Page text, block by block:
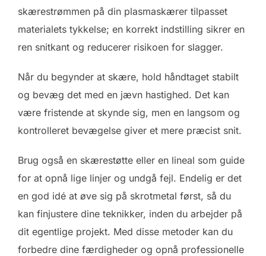
skærestrømmen på din plasmaskærer tilpasset
materialets tykkelse; en korrekt indstilling sikrer en
ren snitkant og reducerer risikoen for slagger.
Når du begynder at skære, hold håndtaget stabilt
og bevæg det med en jævn hastighed. Det kan
være fristende at skynde sig, men en langsom og
kontrolleret bevægelse giver et mere præcist snit.
Brug også en skærestøtte eller en lineal som guide
for at opnå lige linjer og undgå fejl. Endelig er det
en god idé at øve sig på skrotmetal først, så du
kan finjustere dine teknikker, inden du arbejder på
dit egentlige projekt. Med disse metoder kan du
forbedre dine færdigheder og opnå professionelle